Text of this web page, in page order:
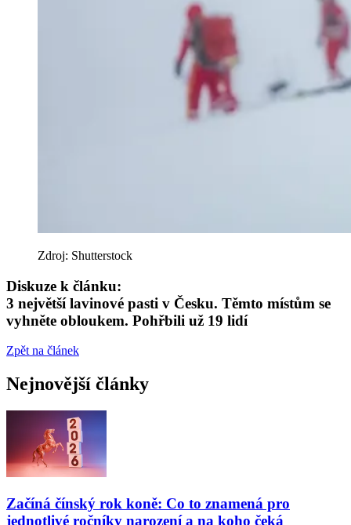
Zdroj: Shutterstock
Diskuze k článku:
3 největší lavinové pasti v Česku. Těmto místům se
vyhněte obloukem. Pohřbili už 19 lidí
Zpět na článek
Nejnovější články
Začíná čínský rok koně: Co to znamená pro
jednotlivé ročníky narození a na koho čeká